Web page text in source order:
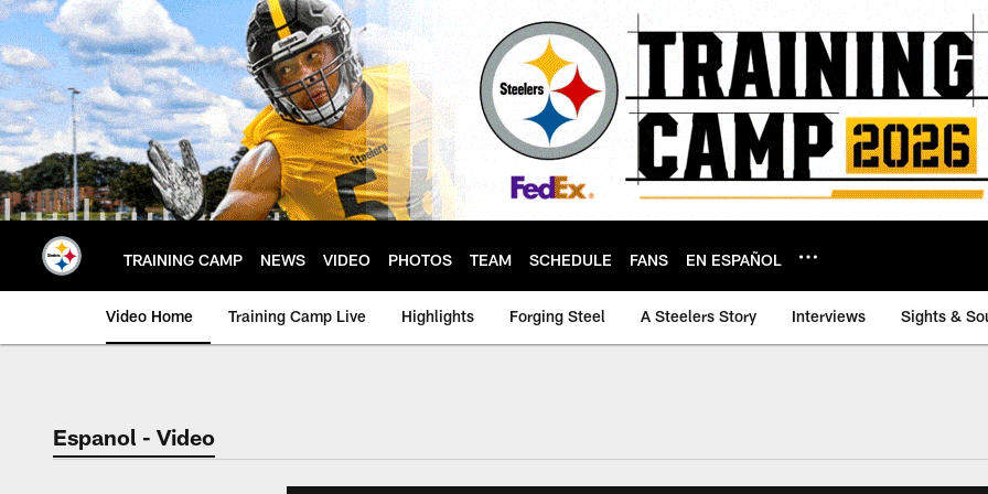
Skip
to
main
content
TRAINING CAMP NEWS VIDEO PHOTOS TEAM SCHEDULE FANS EN ESPAÑOL
Video Home Training Camp Live Highlights Forging Steel A Steelers Story Interviews Sights &
Espanol - Video